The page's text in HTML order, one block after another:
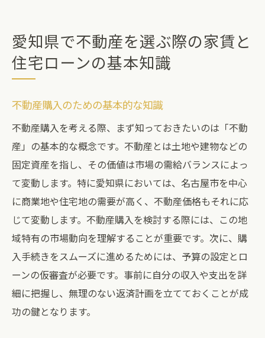
不動産選びで失敗しないためのポイント
愛知県での不動産購入における注意点
家賃と住宅ローンの違いを理解して愛知県での
家賃と住宅ローン、それぞれのメリット・
デメリット
愛知県での住宅ローンの種類と選び方
家賃が将来に与える影響と対策
住宅ローンを選ぶ際の基本的なチェックポ
イント
愛知県での生活費と住宅費のバランス
将来設計に基づいた住まいの選び方
愛知県の不動産市場における家賃と住宅ローン
のメリットとデメリット
家賃と住宅ローンのメリットを比較する
愛知県で不動産を選ぶ際の家賃と
住宅ローンの基本知識
不動産購入のための基本的な知識
不動産購入を考える際、まず知っておきたいのは「不動
産」の基本的な概念です。不動産とは土地や建物などの
固定資産を指し、その価値は市場の需給バランスによっ
て変動します。特に愛知県においては、名古屋市を中心
に商業地や住宅地の需要が高く、不動産価格もそれに応
じて変動します。不動産購入を検討する際には、この地
域特有の市場動向を理解することが重要です。次に、購
入手続きをスムーズに進めるためには、予算の設定とロ
ーンの仮審査が必要です。事前に自分の収入や支出を詳
細に把握し、無理のない返済計画を立てておくことが成
功の鍵となります。